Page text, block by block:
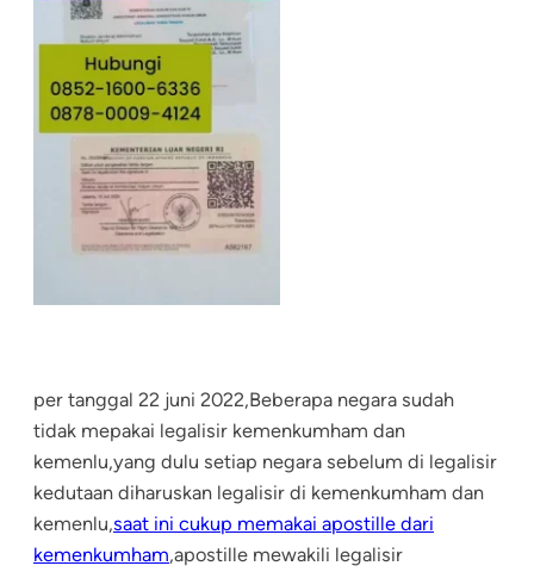
per tanggal 22 juni 2022,Beberapa negara sudah
tidak mepakai legalisir kemenkumham dan
kemenlu,yang dulu setiap negara sebelum di legalisir
kedutaan diharuskan legalisir di kemenkumham dan
kemenlu,saat ini cukup memakai apostille dari
kemenkumham,apostille mewakili legalisir